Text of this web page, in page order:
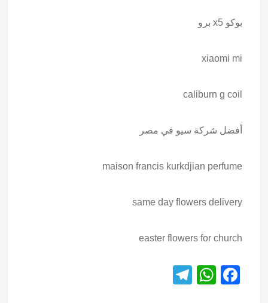
بوكو x5 برو
xiaomi mi
caliburn g coil
أفضل شركة سيو في مصر
maison francis kurkdjian perfume
same day flowers delivery
easter flowers for church
F
W